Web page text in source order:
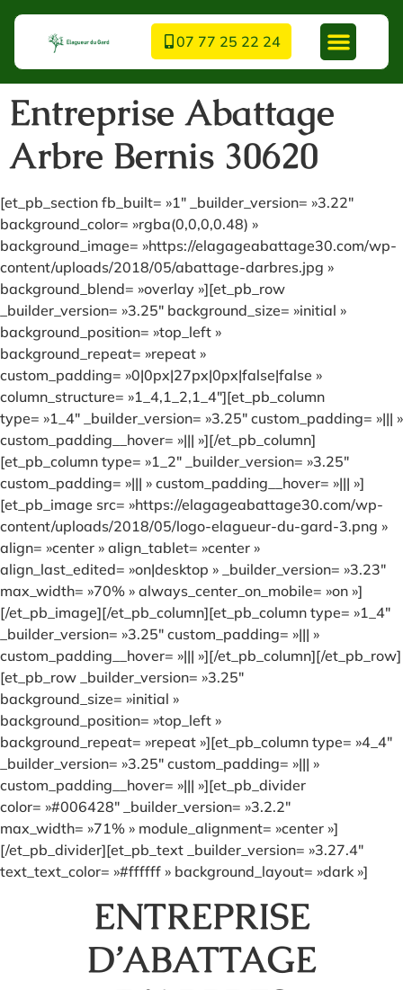
07 77 25 22 24
Entreprise Abattage
Arbre Bernis 30620
[et_pb_section fb_built= »1″ _builder_version= »3.22″
background_color= »rgba(0,0,0,0.48) »
background_image= »https://elagageabattage30.com/wp-
content/uploads/2018/05/abattage-darbres.jpg »
background_blend= »overlay »][et_pb_row
_builder_version= »3.25″ background_size= »initial »
background_position= »top_left »
background_repeat= »repeat »
custom_padding= »0|0px|27px|0px|false|false »
column_structure= »1_4,1_2,1_4″][et_pb_column
type= »1_4″ _builder_version= »3.25″ custom_padding= »||| »
custom_padding__hover= »||| »][/et_pb_column]
[et_pb_column type= »1_2″ _builder_version= »3.25″
custom_padding= »||| » custom_padding__hover= »||| »]
[et_pb_image src= »https://elagageabattage30.com/wp-
content/uploads/2018/05/logo-elagueur-du-gard-3.png »
align= »center » align_tablet= »center »
align_last_edited= »on|desktop » _builder_version= »3.23″
max_width= »70% » always_center_on_mobile= »on »]
[/et_pb_image][/et_pb_column][et_pb_column type= »1_4″
_builder_version= »3.25″ custom_padding= »||| »
custom_padding__hover= »||| »][/et_pb_column][/et_pb_row]
[et_pb_row _builder_version= »3.25″
background_size= »initial »
background_position= »top_left »
background_repeat= »repeat »][et_pb_column type= »4_4″
_builder_version= »3.25″ custom_padding= »||| »
custom_padding__hover= »||| »][et_pb_divider
color= »#006428″ _builder_version= »3.2.2″
max_width= »71% » module_alignment= »center »]
[/et_pb_divider][et_pb_text _builder_version= »3.27.4″
text_text_color= »#ffffff » background_layout= »dark »]
ENTREPRISE
D’ABATTAGE